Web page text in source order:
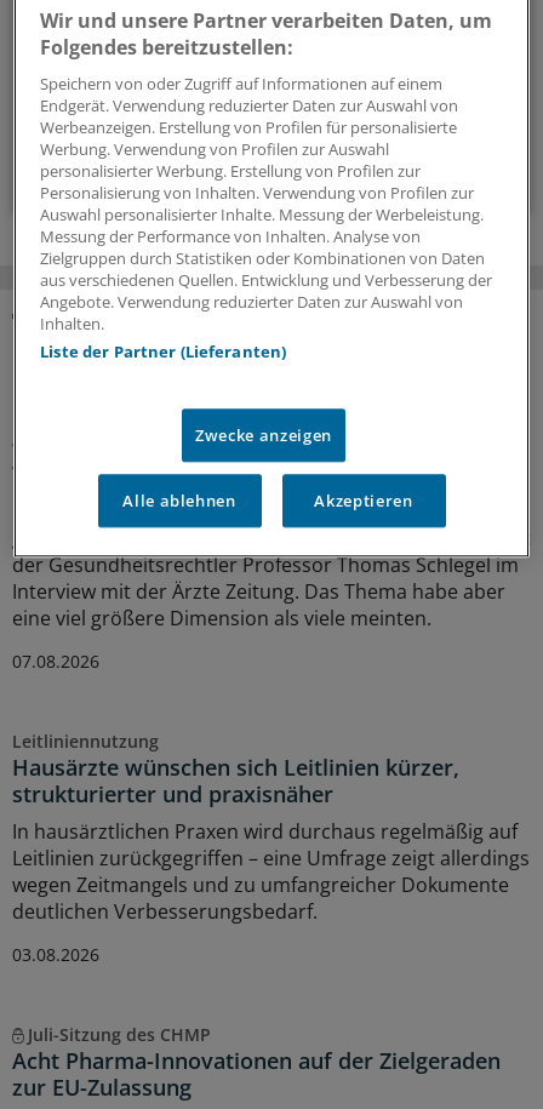
Kolleginnen und Kollegen inspirieren - und seien Sie immer
einen Schritt voraus.
wöchentlich (Sonntag)
Zum Abonnieren bitte anmelden
MEHR ZUM THEMA
Gesundheitsrechtler Thomas Schlegel: „Krankheit
wirkt wie eine stille Rezession im Inneren der
Wirtschaft“
Die Koalition will die Prävention als
gesamtgesellschaftliche Aufgabe stärken. Richtig so, sagt
der Gesundheitsrechtler Professor Thomas Schlegel im
Interview mit der Ärzte Zeitung. Das Thema habe aber
eine viel größere Dimension als viele meinten.
07.08.2026
Leitliniennutzung
Hausärzte wünschen sich Leitlinien kürzer,
strukturierter und praxisnäher
In hausärztlichen Praxen wird durchaus regelmäßig auf
Leitlinien zurückgegriffen – eine Umfrage zeigt allerdings
wegen Zeitmangels und zu umfangreicher Dokumente
deutlichen Verbesserungsbedarf.
03.08.2026
Juli-Sitzung des CHMP
Acht Pharma-Innovationen auf der Zielgeraden
zur EU-Zulassung
Wir und unsere Partner verarbeiten Daten, um
Folgendes bereitzustellen:
Speichern von oder Zugriff auf Informationen auf einem
Endgerät. Verwendung reduzierter Daten zur Auswahl von
Werbeanzeigen. Erstellung von Profilen für personalisierte
Werbung. Verwendung von Profilen zur Auswahl
personalisierter Werbung. Erstellung von Profilen zur
Personalisierung von Inhalten. Verwendung von Profilen zur
Auswahl personalisierter Inhalte. Messung der Werbeleistung.
Messung der Performance von Inhalten. Analyse von
Zielgruppen durch Statistiken oder Kombinationen von Daten
aus verschiedenen Quellen. Entwicklung und Verbesserung der
Angebote. Verwendung reduzierter Daten zur Auswahl von
Inhalten.
Liste der Partner (Lieferanten)
Zwecke anzeigen
Alle ablehnen Akzeptieren